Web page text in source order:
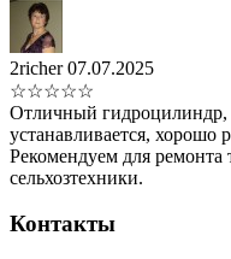
2richer07.07.2025
☆☆☆☆☆
Отличный
устанавливается, хорошо
Рекомендуем для
сельхозтехники.
Контакты